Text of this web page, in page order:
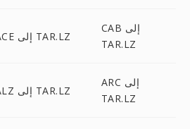
ACE إلى TAR.LZ
CAB إلى
TAR.LZ
ALZ إلى TAR.LZ
ARC إلى
TAR.LZ